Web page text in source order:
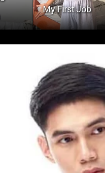
Nagaraya